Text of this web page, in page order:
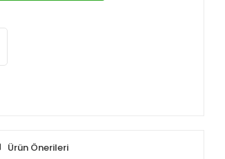
Ürün Önerileri